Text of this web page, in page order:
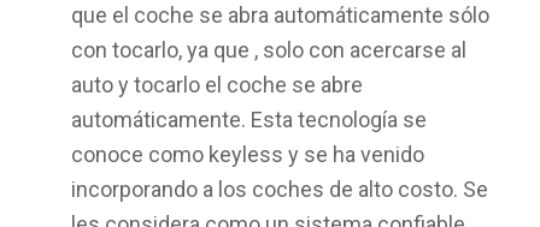
que el coche se abra automáticamente sólo
con tocarlo, ya que , solo con acercarse al
auto y tocarlo el coche se abre
automáticamente. Esta tecnología se
conoce como keyless y se ha venido
incorporando a los coches de alto costo. Se